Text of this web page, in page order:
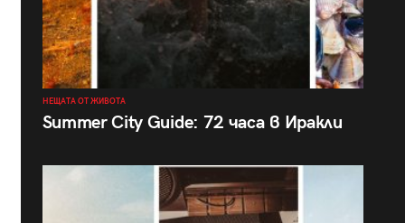
НЕЩАТА ОТ ЖИВОТА
Summer City Guide: 72 часа в Иракли